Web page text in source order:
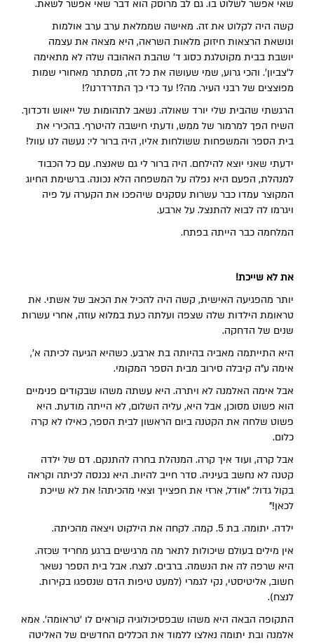
שאי אפשר לשלוט בו. גם לב מרוסק הוא דבר שאי אפשר לשאת.
קשה היה לקלוט את זה. מאישה שממלאת ערב ערב אולמות
ונושאת הרצאות חיזוק מלאות השראה, היא מצאה את עצמה
יושבת בבית מקוטלגת כסוג ד' שהבת האהובה שלה לא מתאימה
ל'צביון'. והכי גרוע, שמי שעושה את כל זה, מסתתר מאחורי שמות
מפוצצים של רבני העיר. מה?! עד כדי כך התדרדרנו?!
הרגשתי שהבית שלי יורד שאולה. נשאב לתהומות של ייאוש ודכדוך.
השיח הפך למרמור של ממש, ודעתי חישבה להיטרף. בהכירי את
בית הספר והמשפחות ששולחות אליו, היה ברור לי: נעשה לנו עוול!
ידעתי שאני יוצא להילחם. היה ברור לי גם שאנצח. עם כל הכבוד
למנהלת, הפעם היא נפלה על המשפחה הלא נכונה. ברשימת החיוג
המקוצר עמדו כבר עשרות עסקנים שיהפכו את הקערה על פיה
ויגרמו לה לבוא להתנצל. על ארבע.
המלחמה כבר הייתה בפתח.
את לא שייכת!
יותר מהפגיעה האישית, קשה היה להכיל את הכאב של אשתי. את
טראומת הילדות שלה שצפה ועלתה כעת במלוא עוזה, אחרי עשרות
שנים של הדחקה.
היא התייתמה מאביה בהיותה בת ארבע. כשהיא הגיעה לכיתה א',
אימה ע"ה קיבלה סירוב מבית הספר המקומי.
אבל אימה האלמנה לא ויתרה. היא עשתה משהו שבקודים פנימיים
הוא פשוט מסוכן, אבל היא, עליה השלום, לא הייתה מודעת. היא
פשוט שלחה את הקטנה ביום הראשון לבית הספר, כאילו לא קרה
כלום.
אבל קרה, ועוד איך קרה. המנהלת בחרה להתנקם. דם של ילדה
קטנה לא נחשב בעיניה. סדר חייב להיות. היא נכנסה לכיתה וקראה
בקול גדול: "אודל, ארזי את חפצייך וצאי מהכיתה! את לא שייכת
לכאן!"
ילדה. יתומה. בת 5. קמה. לקחה את הילקוט ויצאה מהכיתה.
אין מילים בעולם שיכולות לתאר מה מרגישים ברגע מחריד שכזה.
היא שרפה לה את הנשמה. ברבים. לנצח. אבל בית הספר נשאר
חשוב, אליטיסטי, נקי לגמרי (למעט טיפות הדם שנספגו בקירות.
לנצח).
התקופה הבאה היא משהו שבפסיכולוגיה קוראים לו 'טראומה'. אמא
אלמנה ובת יתומה נאלצו ללמוד את הכללים החדשים של האליטה